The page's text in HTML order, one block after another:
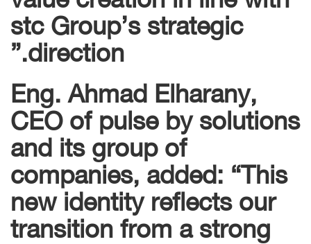
stc Group’s strategic
direction.”
Eng. Ahmad Elharany,
CEO of pulse by solutions
and its group of
companies, added: “This
new identity reflects our
transition from a strong